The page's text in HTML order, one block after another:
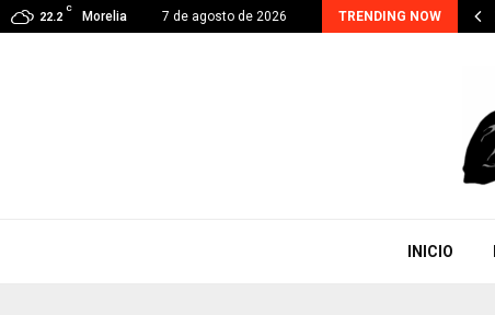
22.2
C
Morelia 7 de agosto de 2026 TRENDING NOW
CONTINUA, EJE PRIORITARIO EN GESTIÓN DE…
INICIO